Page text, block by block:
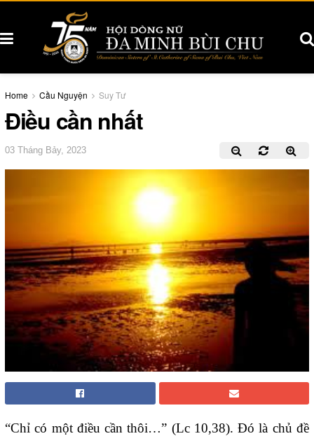
Home Cầu Nguyện Suy Tư
Điều cần nhất
03 Tháng Bảy, 2023
“Chỉ có một điều cần thôi…” (Lc 10,38). Đó là chủ đề